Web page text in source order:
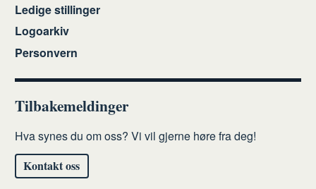
Ledige stillinger
Logoarkiv
Personvern
Tilbakemeldinger
Hva synes du om oss? Vi vil gjerne høre fra deg!
Kontakt oss